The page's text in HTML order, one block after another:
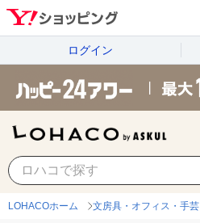
ログイン
LOHACOホーム 文房具・オフィス・手芸